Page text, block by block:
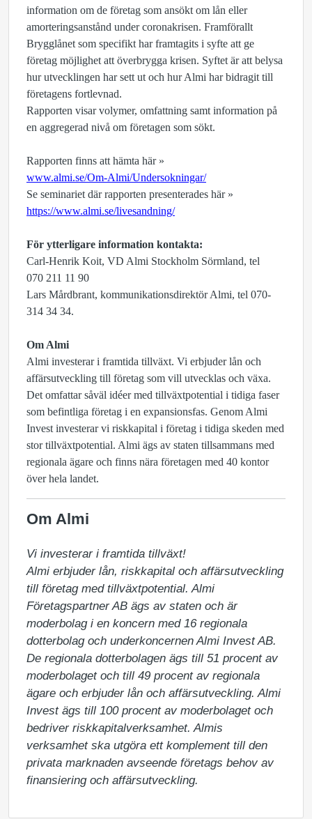
information om de företag som ansökt om lån eller
amorteringsanstånd under coronakrisen. Framförallt
Brygglånet som specifikt har framtagits i syfte att ge
företag möjlighet att överbrygga krisen. Syftet är att belysa
hur utvecklingen har sett ut och hur Almi har bidragit till
företagens fortlevnad.
Rapporten visar volymer, omfattning samt information på
en aggregerad nivå om företagen som sökt.
Rapporten finns att hämta här »
www.almi.se/Om-Almi/Undersokningar/
Se seminariet där rapporten presenterades här »
https://www.almi.se/livesandning/
För ytterligare information kontakta:
Carl-Henrik Koit, VD Almi Stockholm Sörmland, tel
070 211 11 90
Lars Mårdbrant, kommunikationsdirektör Almi, tel 070-
314 34 34.
Om Almi
Almi investerar i framtida tillväxt. Vi erbjuder lån och
affärsutveckling till företag som vill utvecklas och växa.
Det omfattar såväl idéer med tillväxtpotential i tidiga faser
som befintliga företag i en expansionsfas. Genom Almi
Invest investerar vi riskkapital i företag i tidiga skeden med
stor tillväxtpotential. Almi ägs av staten tillsammans med
regionala ägare och finns nära företagen med 40 kontor
över hela landet.
Om Almi
Vi investerar i framtida tillväxt!
Almi erbjuder lån, riskkapital och affärsutveckling
till företag med tillväxtpotential. Almi
Företagspartner AB ägs av staten och är
moderbolag i en koncern med 16 regionala
dotterbolag och underkoncernen Almi Invest AB.
De regionala dotterbolagen ägs till 51 procent av
moderbolaget och till 49 procent av regionala
ägare och erbjuder lån och affärsutveckling. Almi
Invest ägs till 100 procent av moderbolaget och
bedriver riskkapitalverksamhet. Almis
verksamhet ska utgöra ett komplement till den
privata marknaden avseende företags behov av
finansiering och affärsutveckling.